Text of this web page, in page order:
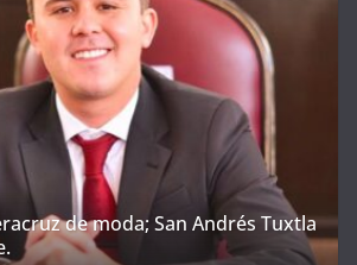
de moda; San Andrés Tuxtla